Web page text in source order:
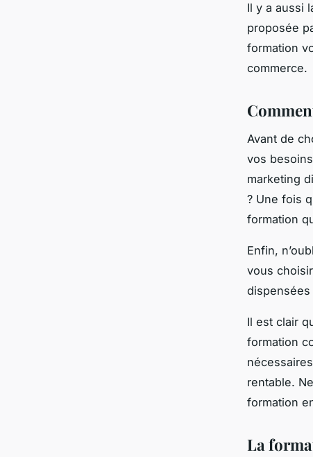
Il y a aussi
proposée
formation
commerce.
Avant de
vos
marketing
? Une fois
formation
Enfin,
vous
Il est clair
formation
rentable.
formation
La